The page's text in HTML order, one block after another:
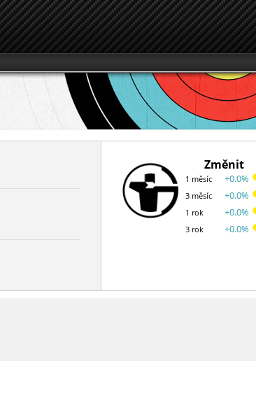
Změnit
1 měsíc
3 měsíc
1 rok
3 rok
+0.0%
+0.0%
+0.0%
+0.0%